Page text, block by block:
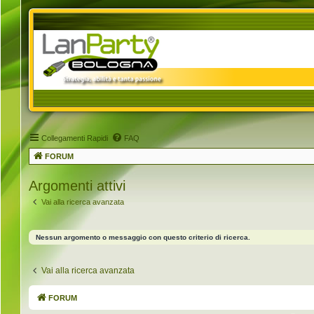
Collegamenti Rapidi FAQ
FORUM
Argomenti attivi
Vai alla ricerca avanzata
Nessun argomento o messaggio con questo criterio di ricerca.
Vai alla ricerca avanzata
FORUM